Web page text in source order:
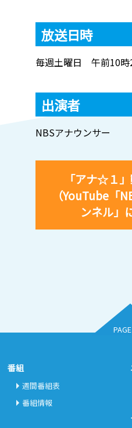
放送日時
毎週土曜日 午前10時
出演者
NBSアナウンサー
「アナ☆１
（YouTube「
ンネル」
番組
週間番組表
番組情報